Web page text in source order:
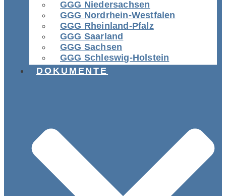
GGG Niedersachsen
GGG Nordrhein-Westfalen
GGG Rheinland-Pfalz
GGG Saarland
GGG Sachsen
GGG Schleswig-Holstein
DOKUMENTE